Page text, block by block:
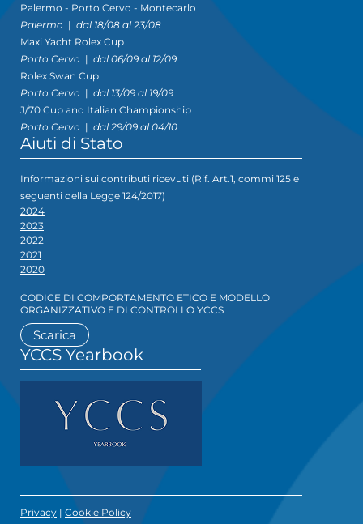
Palermo - Porto Cervo - Montecarlo
Palermo | dal 18/08 al 23/08
Maxi Yacht Rolex Cup
Porto Cervo | dal 06/09 al 12/09
Rolex Swan Cup
Porto Cervo | dal 13/09 al 19/09
J/70 Cup and Italian Championship
Porto Cervo | dal 29/09 al 04/10
Aiuti di Stato
Informazioni sui contributi ricevuti (Rif. Art.1, commi 125 e
seguenti della Legge 124/2017)
2024
2023
2022
2021
2020
CODICE DI COMPORTAMENTO ETICO E MODELLO
ORGANIZZATIVO E DI CONTROLLO YCCS
Scarica
YCCS Yearbook
Privacy | Cookie Policy